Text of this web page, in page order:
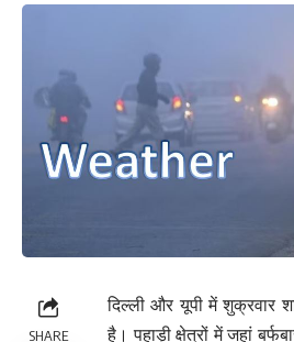
SHARE
दिल्ली और यूपी में शुक्रवार
है। पहाड़ी क्षेत्रों में जहां